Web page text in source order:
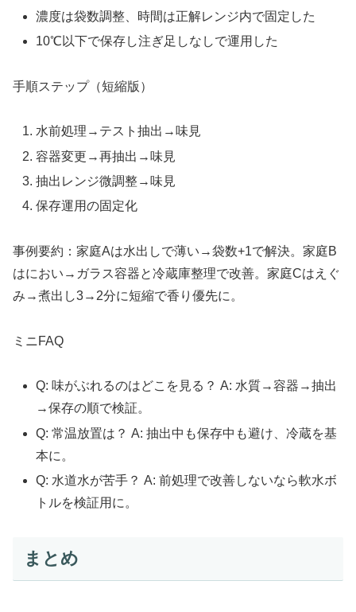
濃度は袋数調整、時間は正解レンジ内で固定した
10℃以下で保存し注ぎ足しなしで運用した
手順ステップ（短縮版）
水前処理→テスト抽出→味見
容器変更→再抽出→味見
抽出レンジ微調整→味見
保存運用の固定化
事例要約：家庭Aは水出しで薄い→袋数+1で解決。家庭B
はにおい→ガラス容器と冷蔵庫整理で改善。家庭Cはえぐ
み→煮出し3→2分に短縮で香り優先に。
ミニFAQ
Q: 味がぶれるのはどこを見る？ A: 水質→容器→抽出
→保存の順で検証。
Q: 常温放置は？ A: 抽出中も保存中も避け、冷蔵を基
本に。
Q: 水道水が苦手？ A: 前処理で改善しないなら軟水ボ
トルを検証用に。
まとめ